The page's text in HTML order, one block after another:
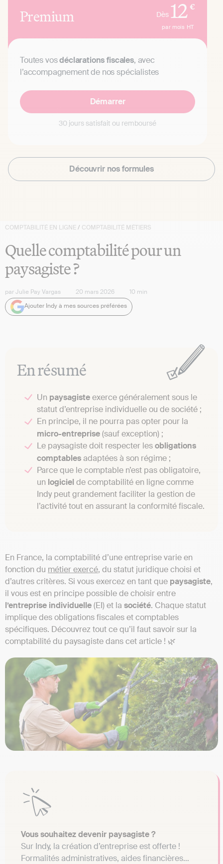
Premium Dès 12 €
par mois HT
Toutes vosdéclarations fiscales, avec
l’accompagnement de nos spécialistes
Démarrer
30 jours satisfait ou remboursé
Découvrir nos formules
COMPTABILITÉ EN LIGNE/ COMPTABILITÉ MÉTIERS
Quelle comptabilité pour un
paysagiste ?
parJulie Pay Vargas 20 mars 2026 10 min
Ajouter Indy à mes sources préférées
En résumé
Un paysagisteexerce généralement sous le
statut d’entreprise individuelle ou de société ;
En principe, il ne pourra pas opter pour la
micro-entreprise(sauf exception) ;
Le paysagiste doit respecter lesobligations
comptablesadaptées à son régime ;
Parce que le comptable n’est pas obligatoire,
un logiciel de comptabilité en ligne comme
Indy peut grandement faciliter la gestion de
l’activité tout en assurant la conformité fiscale.
En France, la comptabilité d’une entreprise varie en
fonction du métier exercé, du statut juridique choisi et
d’autres critères. Si vous exercez en tant que paysagiste,
il vous est en principe possible de choisir entre
l’entreprise individuelle(EI) et la société. Chaque statut
implique des obligations fiscales et comptables
spécifiques. Découvrez tout ce qu’il faut savoir sur la
comptabilité du paysagiste dans cet article ! 🌿
Vous souhaitez devenir paysagiste ?
Sur Indy, la création d’entreprise est offerte !
Formalités administratives, aides financières…